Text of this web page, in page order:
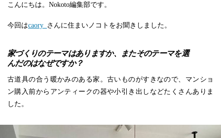
こんにちは。Nokoto編集部です。
今回はcaory_ さんに住まいノコトをお聞きしました。
家づくりのテーマはありますか、またそのテーマを選
んだのはなぜですか？
古道具の合う暖かみのある家。古いものがすきなので、マンショ
ン購入前からアンティークの器や小引き出しなどたくさんありま
した。